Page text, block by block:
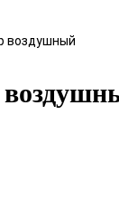
воздушный